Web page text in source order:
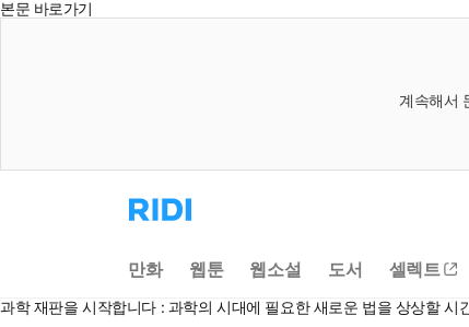
본문 바로가기
계속해서
리
디
으
로
동
만화 웹툰 웹소설 도서 셀렉트
과학 재판을 시작합니다 : 과학의 시대에 필요한 새로운 법을 상상할 시